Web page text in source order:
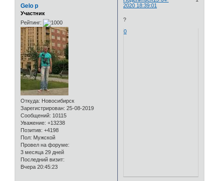
2020 18:39:01
Gelo p
Участник
Рейтинг:
Откуда: Новосибирск
Зарегистрирован: 25-08-2019
Сообщений: 10115
Уважение: +13238
Позитив: +4198
Пол: Мужской
Провел на форуме:
3 месяца 29 дней
Последний визит:
Вчера 20:45:23
?
0